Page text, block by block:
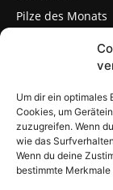
Um dir ein optimales
Cookies, um
zuzugreifen. Wenn
wie das
Wenn du deine
bestimmte
Pilze des Monats